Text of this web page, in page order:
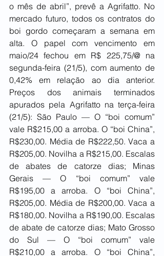
o mês de abril”, prevê a Agrifatto. No
mercado futuro, todos os contratos do
boi gordo começaram a semana em
alta. O papel com vencimento em
maio/24 fechou em R$ 225,75/@ na
segunda-feira (21/5), com aumento de
0,42% em relação ao dia anterior.
Preços dos animais terminados
apurados pela Agrifatto na terça-feira
(21/5): São Paulo — O “boi comum”
vale R$215,00 a arroba. O “boi China”,
R$230,00. Média de R$222,50. Vaca a
R$205,00. Novilha a R$215,00. Escalas
de abates de catorze dias; Minas
Gerais — O “boi comum” vale
R$195,00 a arroba. O “boi China”,
R$205,00. Média de R$200,00. Vaca a
R$180,00. Novilha a R$190,00. Escalas
de abate de catorze dias; Mato Grosso
do Sul — O “boi comum” vale
R$210,00 a arroba. O “boi China”,